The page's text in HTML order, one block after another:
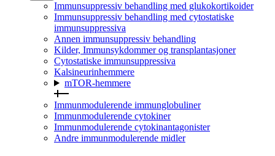
Immunsuppressiv behandling med glukokortikoider
Immunsuppressiv behandling med cytostatiske
immunsuppressiva
Annen immunsuppressiv behandling
Kilder, Immunsykdommer og transplantasjoner
Cytostatiske immunsuppressiva
Kalsineurinhemmere
mTOR-hemmere
Immunmodulerende immunglobuliner
Immunmodulerende cytokiner
Immunmodulerende cytokinantagonister
Andre immunmodulerende midler